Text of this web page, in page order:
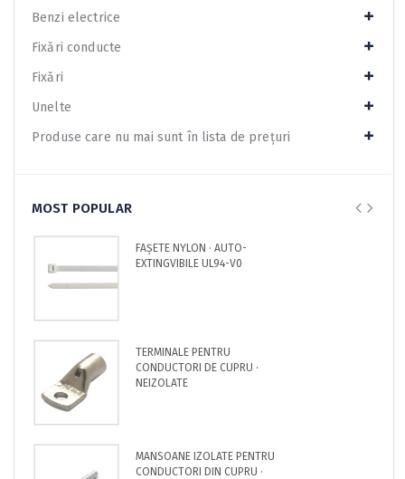
Benzi electrice
Fixări conducte
Fixări
Unelte
Produse care nu mai sunt în lista de prețuri
MOST POPULAR
FAȘETE NYLON · AUTO-
EXTINGVIBILE UL94-V0
TERMINALE PENTRU
CONDUCTORI DE CUPRU ·
NEIZOLATE
MANSOANE IZOLATE PENTRU
CONDUCTORI DIN CUPRU ·